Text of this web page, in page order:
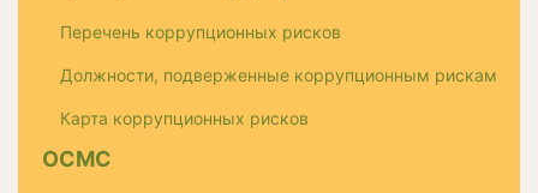
Перечень коррупционных рисков
Должности, подверженные коррупционным рискам
Карта коррупционных рисков
ОСМС